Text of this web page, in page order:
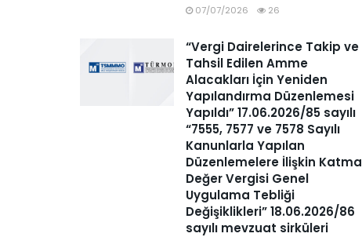
07/07/2026 26
“Vergi Dairelerince Takip ve
Tahsil Edilen Amme
Alacakları İçin Yeniden
Yapılandırma Düzenlemesi
Yapıldı” 17.06.2026/85 sayılı
“7555, 7577 ve 7578 Sayılı
Kanunlarla Yapılan
Düzenlemelere İlişkin Katma
Değer Vergisi Genel
Uygulama Tebliği
Değişiklikleri” 18.06.2026/86
sayılı mevzuat sirküleri